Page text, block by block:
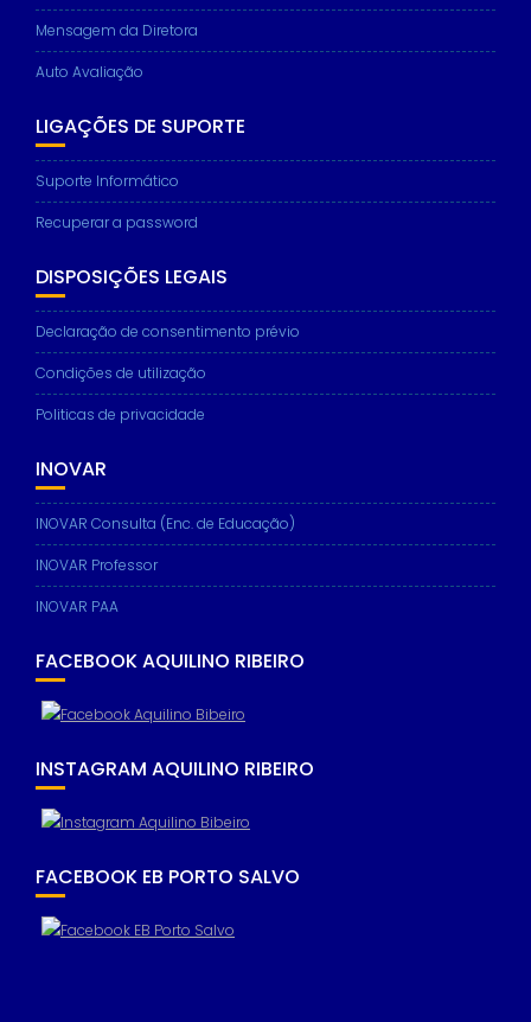
Mensagem da Diretora
Auto Avaliação
LIGAÇÕES DE SUPORTE
Suporte Informático
Recuperar a password
DISPOSIÇÕES LEGAIS
Declaração de consentimento prévio
Condições de utilização
Politicas de privacidade
INOVAR
INOVAR Consulta (Enc. de Educação)
INOVAR Professor
INOVAR PAA
FACEBOOK AQUILINO RIBEIRO
INSTAGRAM AQUILINO RIBEIRO
FACEBOOK EB PORTO SALVO